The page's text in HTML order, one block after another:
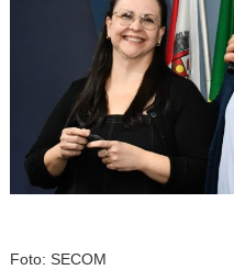
Foto: SECOM